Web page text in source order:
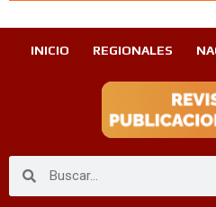
INICIO REGIONALES